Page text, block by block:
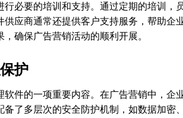
必要的培训和支持。通过定期的培训，
应商通常还提供客户支持服务，帮助企
确保广告营销活动的顺利开展。
护
件的一项重要内容。在广告营销中，企
备了多层次的安全防护机制，如数据加密